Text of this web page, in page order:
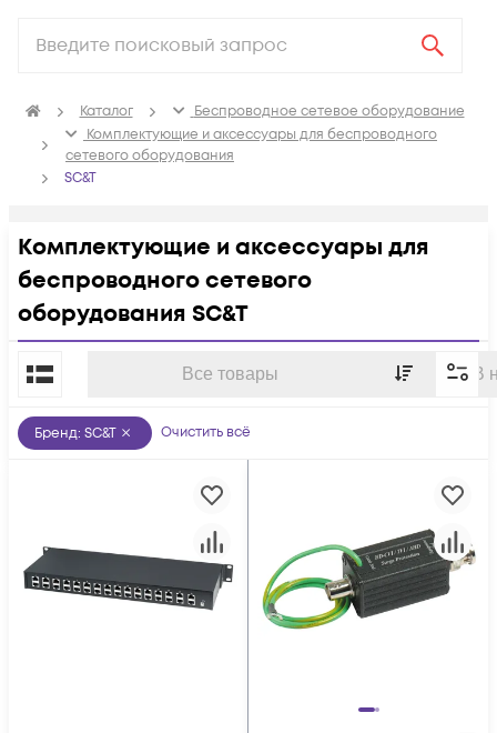
Каталог
Беспроводное сетевое оборудование
Комплектующие и аксессуары для беспроводного
сетевого оборудования
SC&T
Комплектующие и аксессуары для
беспроводного сетевого
оборудования SC&T
Все товары В
По популярности
Бренд: SC&T Очистить всё